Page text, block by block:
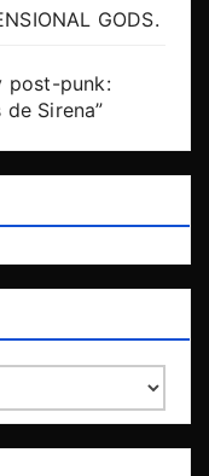
GODS.
post-punk:
de Sirena”